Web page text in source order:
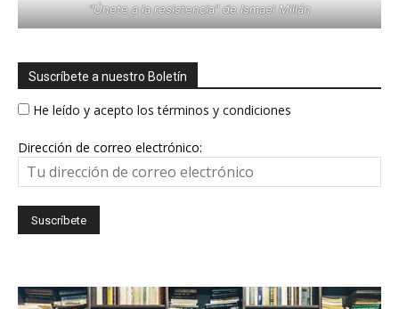
"Únete a la resistencia" de Ismael Millán
Suscríbete a nuestro Boletín
He leído y acepto los términos y condiciones
Dirección de correo electrónico: